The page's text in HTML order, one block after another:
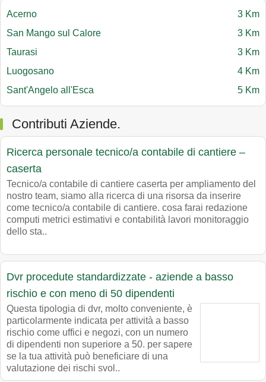
Acerno
3 Km
San Mango sul Calore
3 Km
Taurasi
3 Km
Luogosano
4 Km
Sant'Angelo all'Esca
5 Km
Contributi Aziende.
Ricerca personale tecnico/a contabile di cantiere –
caserta
Tecnico/a contabile di cantiere caserta per ampliamento del
nostro team, siamo alla ricerca di una risorsa da inserire
come tecnico/a contabile di cantiere. cosa farai redazione
computi metrici estimativi e contabilità lavori monitoraggio
dello sta..
Dvr procedute standardizzate - aziende a basso
rischio e con meno di 50 dipendenti
Questa tipologia di dvr, molto conveniente, è
particolarmente indicata per attività a basso
rischio come uffici e negozi, con un numero
di dipendenti non superiore a 50. per sapere
se la tua attività può beneficiare di una
valutazione dei rischi svol..